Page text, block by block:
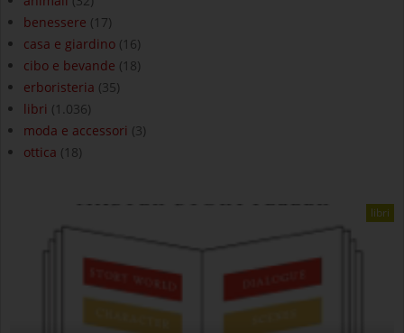
benessere (17)
casa e giardino (16)
cibo e bevande (18)
erboristeria (35)
libri (1.036)
moda e accessori (3)
ottica (18)
libri